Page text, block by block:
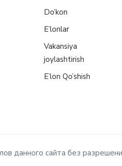
Do’kon
E’lonlar
Vakansiya
joylashtirish
E’lon Qo’shish
данного сайта без